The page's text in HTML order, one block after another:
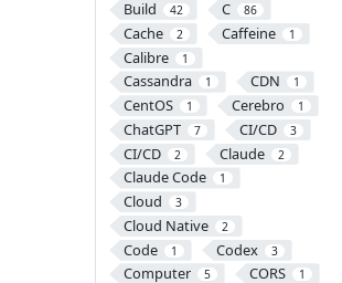
Build 42 C 86
Cache 2 Caffeine 1
Calibre 1
Cassandra 1 CDN 1
CentOS 1 Cerebro 1
ChatGPT 7 CI/CD 3
CI/CD 2 Claude 2
Claude Code 1
Cloud 3
Cloud Native 2
Code 1 Codex 3
Computer 5 CORS 1